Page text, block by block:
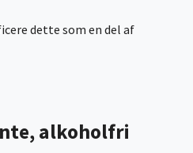
alkoholfri
dette som en del af